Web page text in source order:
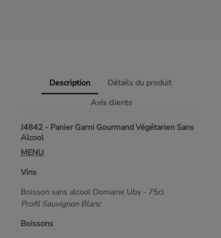
Description
Détails du produit
Avis clients
J4842 - Panier Garni Gourmand Végétarien Sans
Alcool
MENU
Vins
Boisson sans alcool Domaine Uby - 75cl
Profil Sauvignon Blanc
Boissons